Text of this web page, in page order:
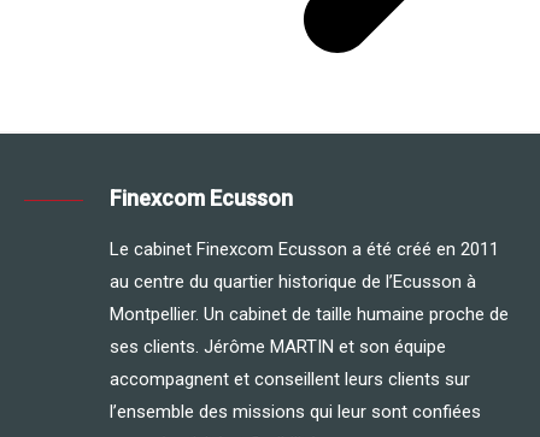
Finexcom Ecusson
Le cabinet Finexcom Ecusson a été créé en 2011
au centre du quartier historique de l’Ecusson à
Montpellier. Un cabinet de taille humaine proche de
ses clients. Jérôme MARTIN et son équipe
accompagnent et conseillent leurs clients sur
l’ensemble des missions qui leur sont confiées